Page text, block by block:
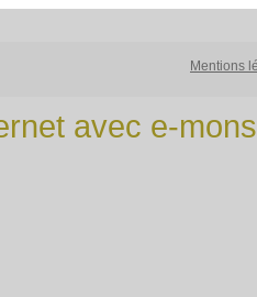
Mentions
avec e-